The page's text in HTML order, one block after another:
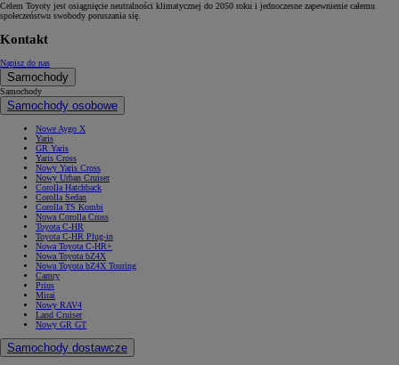
Celem Toyoty jest osiągnięcie neutralności klimatycznej do 2050 roku i jednoczesne zapewnienie całemu
społeczeństwu swobody poruszania się.
Kontakt
Napisz do nas
Samochody
Samochody
Samochody osobowe
Nowe Aygo X
Yaris
GR Yaris
Yaris Cross
Nowy Yaris Cross
Nowy Urban Cruiser
Corolla Hatchback
Corolla Sedan
Corolla TS Kombi
Nowa Corolla Cross
Toyota C-HR
Toyota C-HR Plug-in
Nowa Toyota C-HR+
Nowa Toyota bZ4X
Nowa Toyota bZ4X Touring
Camry
Prius
Mirai
Nowy RAV4
Land Cruiser
Nowy GR GT
Samochody dostawcze